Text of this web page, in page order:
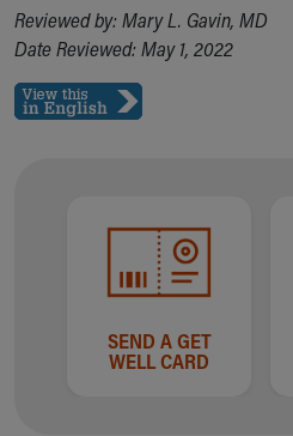
Symptom Checker
Skip to main content
Reviewed by: Mary L. Gavin, MD
Date Reviewed: May 1, 2022
SEND A GET
WELL CARD